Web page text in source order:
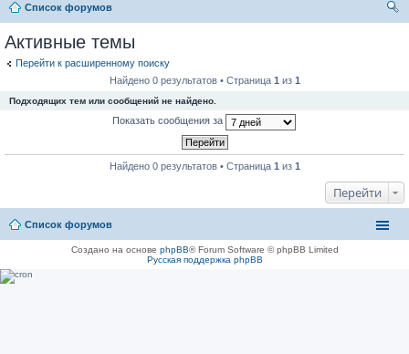
Список форумов
Активные темы
Перейти к расширенному поиску
Найдено 0 результатов • Страница 1 из 1
Подходящих тем или сообщений не найдено.
Показать сообщения за
Найдено 0 результатов • Страница 1 из 1
Перейти
Список форумов
Создано на основе phpBB® Forum Software © phpBB Limited
Русская поддержка phpBB